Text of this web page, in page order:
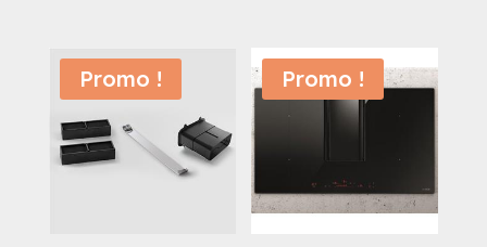
était :
299,90 €.
était :
239,90 €.
est :
Promo ! Promo !